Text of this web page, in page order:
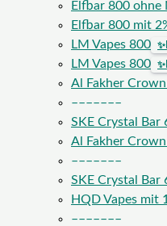
Elfbar 800 ohne
Elfbar 800 mit
LM Vapes 800
✨
LM Vapes 800 ✨
Al Fakher
–––––––
SKE Crystal Bar
Al Fakher
–––––––
SKE Crystal Bar
HQD Vapes mit
–––––––